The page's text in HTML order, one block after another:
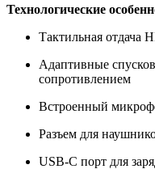
Технологические
Тактильная отдача
Адаптивные
сопротивлением
Встроенный
Разъем для
USB-C порт для